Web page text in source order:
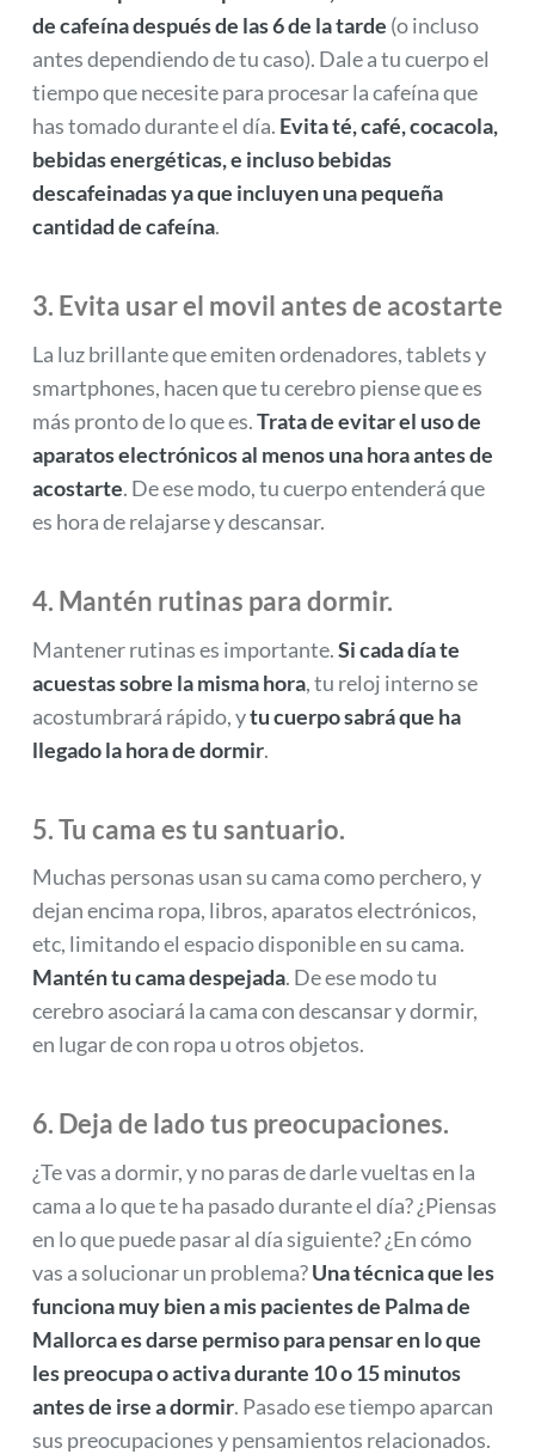
de cafeína después de las 6 de la tarde (o incluso
antes dependiendo de tu caso). Dale a tu cuerpo el
tiempo que necesite para procesar la cafeína que
has tomado durante el día. Evita té, café, cocacola,
bebidas energéticas, e incluso bebidas
descafeinadas ya que incluyen una pequeña
cantidad de cafeína.
3. Evita usar el movil antes de acostarte
La luz brillante que emiten ordenadores, tablets y
smartphones, hacen que tu cerebro piense que es
más pronto de lo que es.Trata de evitar el uso de
aparatos electrónicos al menos una hora antes de
acostarte. De ese modo, tu cuerpo entenderá que
es hora de relajarse y descansar.
4. Mantén rutinas para dormir.
Mantener rutinas es importante.Si cada día te
acuestas sobre la misma hora, tu reloj interno se
acostumbrará rápido, ytu cuerpo sabrá que ha
llegado la hora de dormir.
5. Tu cama es tu santuario.
Muchas personas usan su cama como perchero, y
dejan encima ropa, libros, aparatos electrónicos,
etc, limitando el espacio disponible en su cama.
Mantén tu cama despejada. De ese modo tu
cerebro asociará la cama con descansar y dormir,
en lugar de con ropa u otros objetos.
6. Deja de lado tus preocupaciones.
¿Te vas a dormir, y no paras de darle vueltas en la
cama a lo que te ha pasado durante el día? ¿Piensas
en lo que puede pasar al día siguiente? ¿En cómo
vas a solucionar un problema?Una técnica que les
funciona muy bien a mis pacientes de Palma de
Mallorca es darse permiso para pensar en lo que
les preocupa o activa durante 10 o 15 minutos
antes de irse a dormir. Pasado ese tiempo aparcan
sus preocupaciones y pensamientos relacionados.